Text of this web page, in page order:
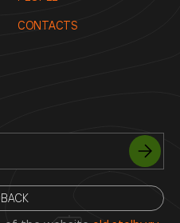
CONTACTS